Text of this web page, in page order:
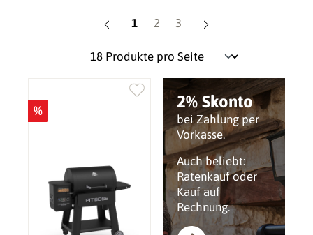
Seite
1 Seite
2 Seite
3
2% Skonto
bei Zahlung per
Vorkasse.
Auch beliebt:
Ratenkauf oder
Kauf auf
Rechnung.
%